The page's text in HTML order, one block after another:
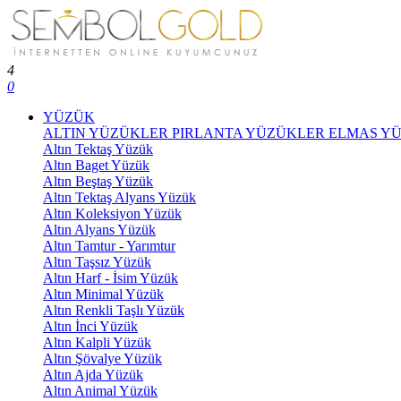
4
0
YÜZÜK
ALTIN YÜZÜKLER PIRLANTA YÜZÜKLER ELMAS
Altın Tektaş Yüzük
Altın Baget Yüzük
Altın Beştaş Yüzük
Altın Tektaş Alyans Yüzük
Altın Koleksiyon Yüzük
Altın Alyans Yüzük
Altın Tamtur - Yarımtur
Altın Taşsız Yüzük
Altın Harf - İsim Yüzük
Altın Minimal Yüzük
Altın Renkli Taşlı Yüzük
Altın İnci Yüzük
Altın Kalpli Yüzük
Altın Şövalye Yüzük
Altın Ajda Yüzük
Altın Animal Yüzük